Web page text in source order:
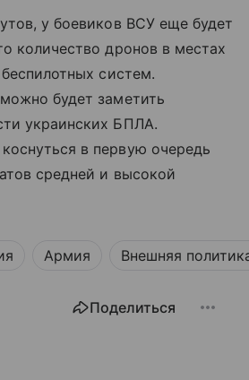
у боевиков ВСУ еще будет
количество дронов в местах
систем.
будет заметить
украинских БПЛА.
в первую очередь
средней и высокой
Армия Внешняя
Поделиться